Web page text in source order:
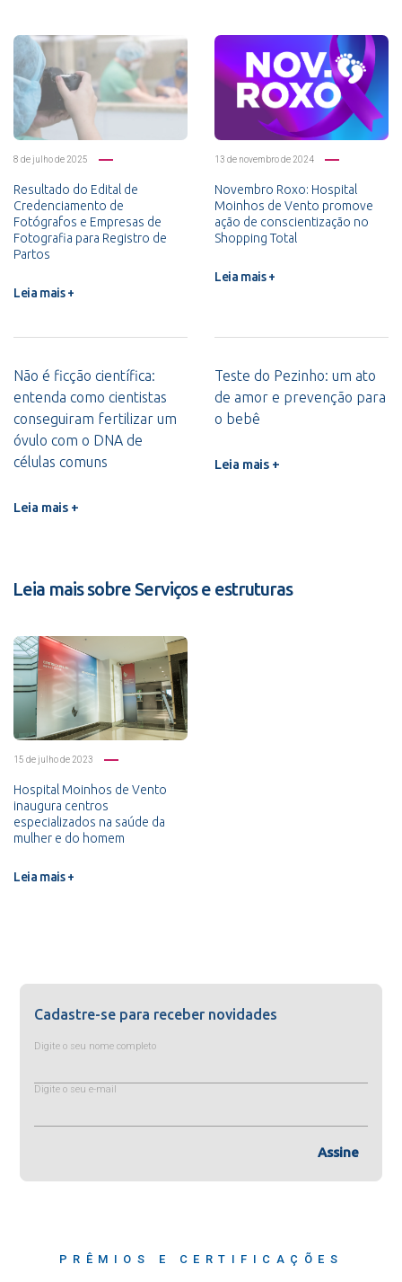
8 de julho de 2025
Resultado do Edital de
Credenciamento de
Fotógrafos e Empresas de
Fotografia para Registro de
Partos
Leia mais +
13 de novembro de 2024
Novembro Roxo: Hospital
Moinhos de Vento promove
ação de conscientização no
Shopping Total
Leia mais +
Não é ficção científica:
entenda como cientistas
conseguiram fertilizar um
óvulo com o DNA de
células comuns
Leia mais +
Teste do Pezinho: um ato
de amor e prevenção para
o bebê
Leia mais +
Leia mais sobre Serviços e estruturas
15 de julho de 2023
Hospital Moinhos de Vento
inaugura centros
especializados na saúde da
mulher e do homem
Leia mais +
Cadastre-se para receber novidades
Digite o seu nome completo
Digite o seu e-mail
Assine
PRÊMIOS E CERTIFICAÇÕES